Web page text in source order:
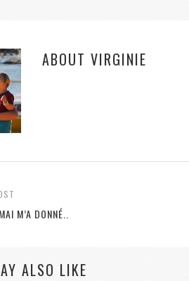
ABOUT VIRGINIE
M’A DONNÉ..
ALSO LIKE